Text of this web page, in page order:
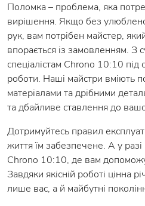
Поломка – проблема, яка
вирішення. Якщо без
рук, вам потрібен майстер,
впорається із замовленням. З
спеціалістам Chrono 10:10 під
роботи. Наші майстри вміють
матеріалами та дрібними
та дбайливе ставлення до
Дотримуйтесь правил
життя їм забезпечене. А у
Chrono 10:10, де вам
Завдяки якісній роботі цінна
лише вас, а й майбутні